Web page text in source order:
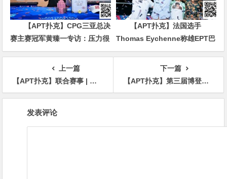
【APT扑克】CPG三亚总决
赛主赛冠军黄臻一专访：压力很
大夺冠有些意外 感谢师傅对我
【APT扑克】法国选手
Thomas Eychenne称雄EPT巴
塞罗那主赛，单挑局显绝对统治
上一篇
【APT扑克】联合赛事 | 第四届海丝杯城际交流赛定档（2024年1月5日-8日）
下一篇
【APT扑克】第三届博登杯｜主赛事587人次参赛134人晋级Day2 叶晓辉领跑D组
发表评论